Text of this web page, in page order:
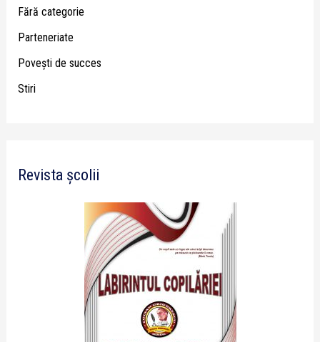
Fără categorie
Parteneriate
Poveşti de succes
Stiri
Revista școlii